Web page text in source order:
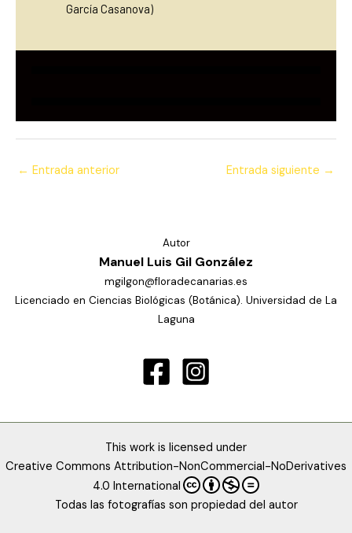
García Casanova)
← Entrada anterior Entrada siguiente →
Autor
Manuel Luis Gil González
mgilgon@floradecanarias.es
Licenciado en Ciencias Biológicas (Botánica). Universidad de La
Laguna
This work is licensed under
Creative Commons Attribution-NonCommercial-NoDerivatives
4.0 International
Todas las fotografías son propiedad del autor